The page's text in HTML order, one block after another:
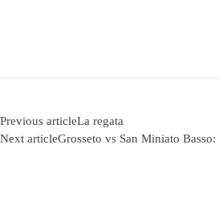
Previous articleLa regata
Next articleGrosseto vs San Miniato